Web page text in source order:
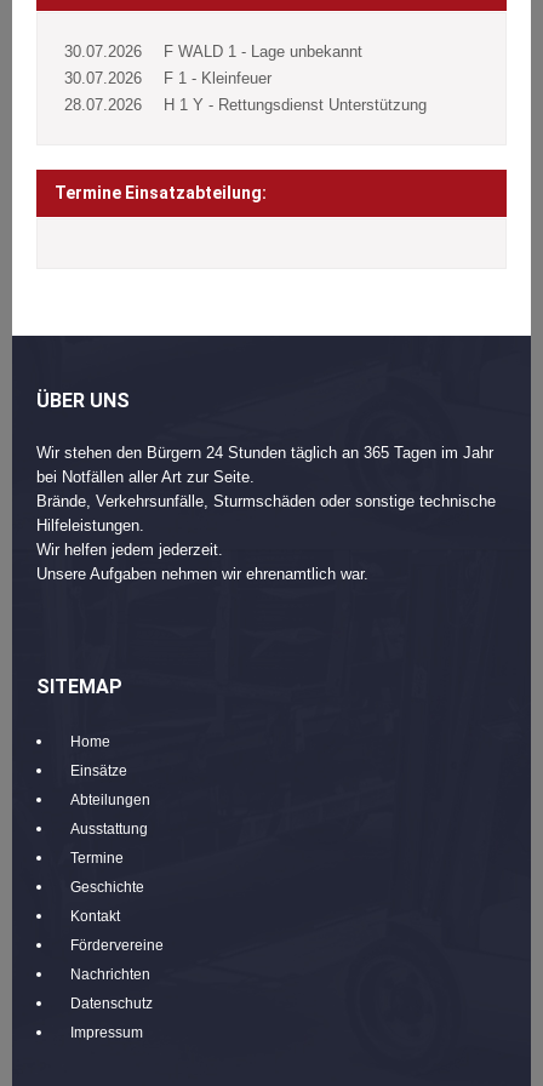
30.07.2026
F WALD 1 - Lage unbekannt
30.07.2026
F 1 - Kleinfeuer
28.07.2026
H 1 Y - Rettungsdienst Unterstützung
Termine Einsatzabteilung:
ÜBER UNS
Wir stehen den Bürgern 24 Stunden täglich an 365 Tagen im Jahr
bei Notfällen aller Art zur Seite.
Brände, Verkehrsunfälle, Sturmschäden oder sonstige technische
Hilfeleistungen.
Wir helfen jedem jederzeit.
Unsere Aufgaben nehmen wir ehrenamtlich war.
SITEMAP
Home
Einsätze
Abteilungen
Ausstattung
Termine
Geschichte
Kontakt
Fördervereine
Nachrichten
Datenschutz
Impressum